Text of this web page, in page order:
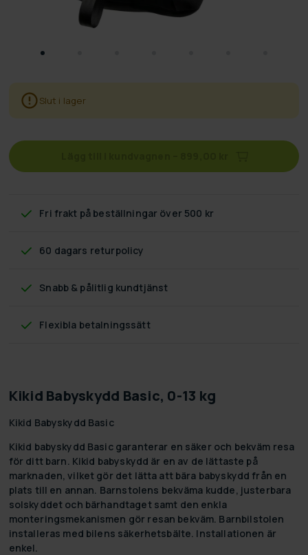
Slut i lager
Fri frakt på beställningar över 500 kr
60 dagars returpolicy
Snabb & pålitlig kundtjänst
Flexibla betalningssätt
Kikid Babyskydd Basic, 0-13 kg
Kikid Babyskydd Basic
Kikid babyskydd Basic garanterar en säker och bekväm resa
för ditt barn. Kikid babyskydd är en av de lättaste på
marknaden, vilket gör det lätta att bära babyskydd från en
plats till en annan. Barnstolens bekväma kudde, justerbara
solskyddet och bärhandtaget samt den enkla
monteringsmekanismen gör resan bekväm. Barnbilstolen
installeras med bilens säkerhetsbälte. Installationen är
enkel.